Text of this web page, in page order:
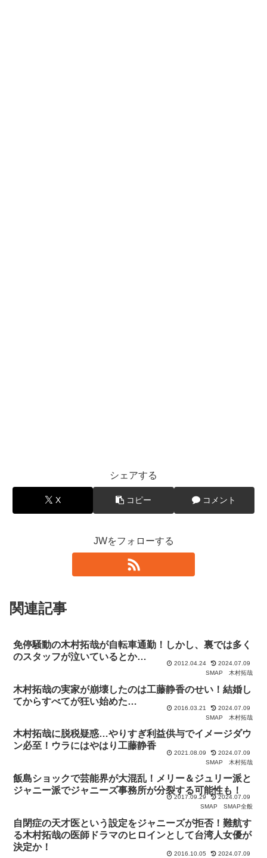
シェアする
X コピー コメント
JWをフォローする
関連記事
免停騒動の木村拓哉が自転車通勤！しかし、裏では多く
のスタッフが泣いているとか…
2012.04.24
2024.07.09
SMAP
木村拓哉
木村拓哉の実家が崩壊したのは工藤静香のせい！結婚し
てからすべてが狂い始めた…
2016.03.21
2024.07.09
SMAP
木村拓哉
木村拓哉に脱税疑惑…やりすぎ利益供与でイメージダウ
ン必至！ウラにはやはり工藤静香
2021.08.09
2024.07.09
SMAP
木村拓哉
飯島ショックで芸能界が大混乱！メリー＆ジュリー派と
ジャニー派でジャニーズ事務所が分裂する可能性も！
2017.09.29
2024.07.09
SMAP
SMAP全般
自閉症の天才医という設定をジャニーズが拒否！難航す
る木村拓哉の医師ドラマのヒロインとして台湾人女優が
決定か！
2016.10.05
2024.07.09